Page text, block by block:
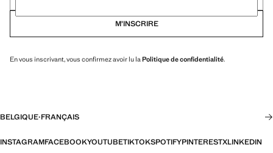
M’INSCRIRE
En vous inscrivant, vous confirmez avoir lu la Politique de confidentialité.
BELGIQUE·FRANÇAIS
INSTAGRAMFACEBOOKYOUTUBETIKTOKSPOTIFYPINTERESTXLINKEDIN